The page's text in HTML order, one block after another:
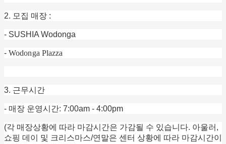
2. 모집 매장 :
- SUSHIA Wodonga
- Wodonga Plazza
3. 근무시간
- 매장 운영시간: 7:00am - 4:00pm
(각 매장상황에 따라 마감시간은 가감될 수 있습니다. 아울러,
쇼핑 데이 및 크리스마스/연말은 센터 상황에 따라 마감시간이